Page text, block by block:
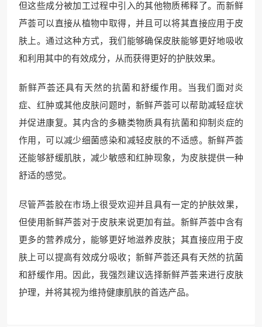
但这些成分被加工过程中引入的其他物质稀释了。而新鲜
芦荟可以直接从植物中取得，并且可以将其直接应用于皮
肤上。通过这种方式，我们能够确保皮肤能够更好地吸收
和利用其中的有效成分，从而获得更好的护肤效果。
新鲜芦荟还具有天然的抗菌和舒缓作用。当我们面对炎
症、红肿或其他皮肤问题时，新鲜芦荟可以帮助减轻症状
并促进康复。其内含的多糖类物质具有抗菌和抑制炎症的
作用，可以减少细菌感染和减轻皮肤的不适感。新鲜芦荟
还能够舒缓肌肤，减少敏感和红肿现象，为皮肤提供一种
舒适的感觉。
尽管芦荟胶在市场上很受欢迎并且具有一定的护肤效果，
但使用新鲜芦荟对于皮肤来说更加有益。新鲜芦荟中含有
更多的营养成分，能够更好地滋养皮肤；其直接应用于皮
肤上可以提高有效成分吸收；新鲜芦荟还具有天然的抗菌
和舒缓作用。因此，我强烈建议选择新鲜芦荟来进行皮肤
护理，并将其视为维持健康肌肤的首选产品。